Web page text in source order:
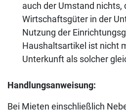
auch der Umstand nichts,
Wirtschaftsgüter in der
Nutzung der
Haushaltsartikel ist nicht
Unterkunft als solcher
Handlungsanweisung:
Bei Mieten einschließlich